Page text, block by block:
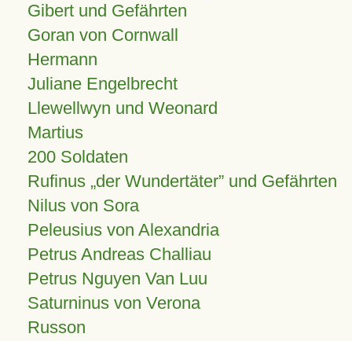
Gibert und Gefährten
Goran von Cornwall
Hermann
Juliane Engelbrecht
Llewellwyn und Weonard
Martius
200 Soldaten
Rufinus „der Wundertäter” und Gefährten
Nilus von Sora
Peleusius von Alexandria
Petrus Andreas Challiau
Petrus Nguyen Van Luu
Saturninus von Verona
Russon